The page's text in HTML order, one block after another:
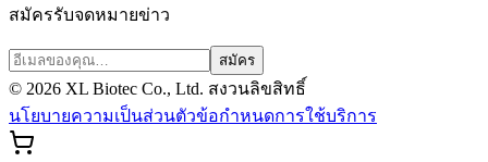
สมัครรับจดหมายข่าว
สมัคร
© 2026 XL Biotec Co., Ltd. สงวนลิขสิทธิ์
นโยบายความเป็นส่วนตัวข้อกำหนดการใช้บริการ